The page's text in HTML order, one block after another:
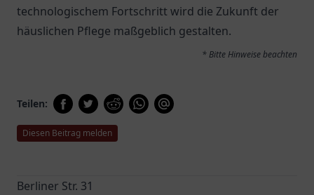
technologischem Fortschritt wird die Zukunft der
häuslichen Pflege maßgeblich gestalten.
* Bitte Hinweise beachten
Teilen:
Diesen Beitrag melden
Berliner Str. 31